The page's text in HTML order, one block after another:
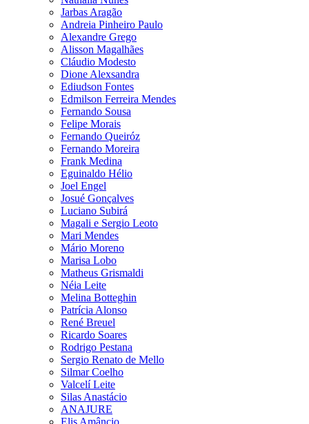
Jarbas Aragão
Andreia Pinheiro Paulo
Alexandre Grego
Alisson Magalhães
Cláudio Modesto
Dione Alexsandra
Ediudson Fontes
Edmilson Ferreira Mendes
Fernando Sousa
Felipe Morais
Fernando Queiróz
Fernando Moreira
Frank Medina
Eguinaldo Hélio
Joel Engel
Josué Gonçalves
Luciano Subirá
Magali e Sergio Leoto
Mari Mendes
Mário Moreno
Marisa Lobo
Matheus Grismaldi
Néia Leite
Melina Botteghin
Patrícia Alonso
René Breuel
Ricardo Soares
Rodrigo Pestana
Sergio Renato de Mello
Silmar Coelho
Valcelí Leite
Silas Anastácio
ANAJURE
Elis Amâncio